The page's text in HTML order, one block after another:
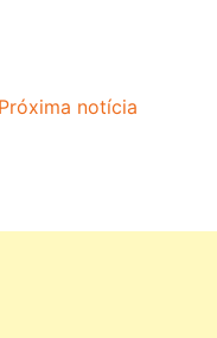
Próxima notícia